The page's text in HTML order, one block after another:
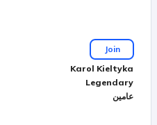
Join
Karol Kieltyka
Legendary
عامين